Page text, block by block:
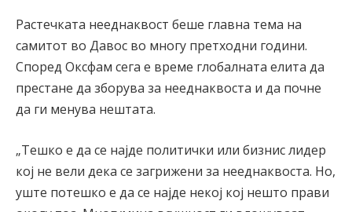
Растечката нееднаквост беше главна тема на
самитот во Давос во многу претходни години.
Според Оксфам сега е време глобалната елита да
престане да зборува за нееднаквоста и да почне
да ги менува нештата.
„Тешко е да се најде политички или бизнис лидер
кој не вели дека се загрижени за нееднаквоста. Но,
уште потешко е да се најде некој кој нешто прави